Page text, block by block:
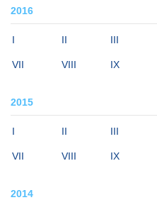
2016
I II III
VII VIII IX
2015
I II III
VII VIII IX
2014